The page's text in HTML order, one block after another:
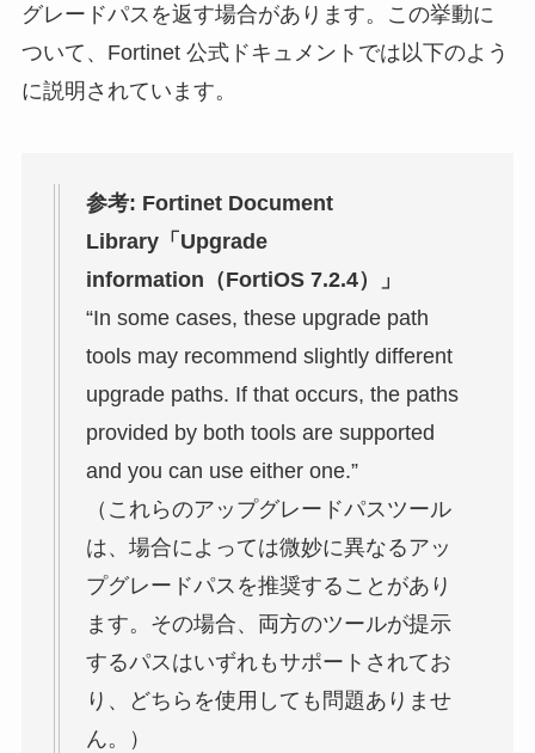
グレードパスを返す場合があります。この挙動に
ついて、Fortinet 公式ドキュメントでは以下のよう
に説明されています。
参考: Fortinet Document
Library「Upgrade
information（FortiOS 7.2.4）」
“In some cases, these upgrade path
tools may recommend slightly different
upgrade paths. If that occurs, the paths
provided by both tools are supported
and you can use either one.”
（これらのアップグレードパスツール
は、場合によっては微妙に異なるアッ
プグレードパスを推奨することがあり
ます。その場合、両方のツールが提示
するパスはいずれもサポートされてお
り、どちらを使用しても問題ありませ
ん。）